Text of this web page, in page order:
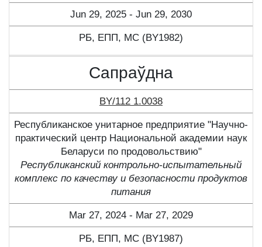
Jun 29, 2025 - Jun 29, 2030
РБ, ЕПП, МС (BY1982)
Сапраўдна
BY/112 1.0038
Республиканское унитарное предприятие "Научно-
практический центр Национальной академии наук
Беларуси по продовольствию"
Республиканский контрольно-испытательный
комплекс по качеству и безопасности продуктов
питания
Mar 27, 2024 - Mar 27, 2029
РБ, ЕПП, МС (BY1987)